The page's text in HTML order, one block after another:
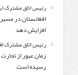
رئیس اتاق مشترک
افغانستان در
افزایش دهد
رئیس اتاق مشترک
زمان عبور از
رسیده است